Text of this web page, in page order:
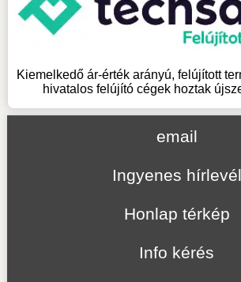
Kiemelkedő ár-érték arányú, felújított
hivatalos felújító cégek hoztak
email
Ingyenes hírlevél
Honlap térkép
Info kérés